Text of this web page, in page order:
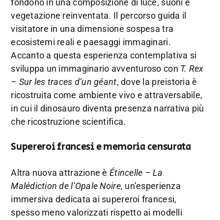
fondono in una composizione di luce, suoni e
vegetazione reinventata. Il percorso guida il
visitatore in una dimensione sospesa tra
ecosistemi reali e paesaggi immaginari.
Accanto a questa esperienza contemplativa si
sviluppa un immaginario avventuroso con T. Rex
– Sur les traces d’un géant, dove la preistoria è
ricostruita come ambiente vivo e attraversabile,
in cui il dinosauro diventa presenza narrativa più
che ricostruzione scientifica.
Supereroi francesi e memoria censurata
Altra nuova attrazione è Étincelle – La
Malédiction de l’Opale Noire, un’esperienza
immersiva dedicata ai supereroi francesi,
spesso meno valorizzati rispetto ai modelli